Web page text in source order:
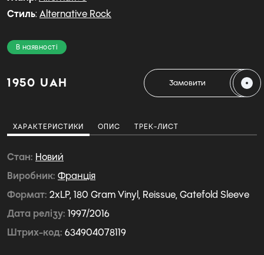
Стиль: Alternative Rock
В наявності
1950 UAH Замовити
ХАРАКТЕРИСТИКИ ОПИС ТРЕК-ЛИСТ
Стан Новий
Виробник Франція
Формат 2xLP, 180 Gram Vinyl, Reissue, Gatefold Sleeve
Дата релізу 1997/2016
Штрих-код 634904078119